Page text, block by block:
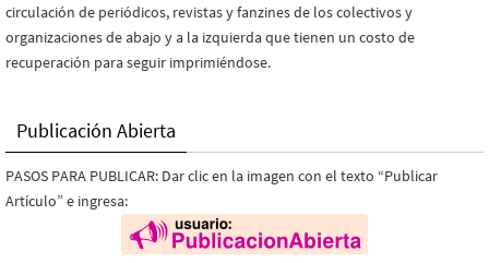
circulación de periódicos, revistas y fanzines de los colectivos y
organizaciones de abajo y a la izquierda que tienen un costo de
recuperación para seguir imprimiéndose.
Publicación Abierta
PASOS PARA PUBLICAR: Dar clic en la imagen con el texto “Publicar
Artículo” e ingresa: